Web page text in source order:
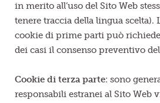
in merito all’uso del Sito Web
tenere traccia della lingua scelta).
cookie di prime parti può
dei casi il consenso preventivo
Cookie di terza parte: sono
responsabili estranei al Sito Web